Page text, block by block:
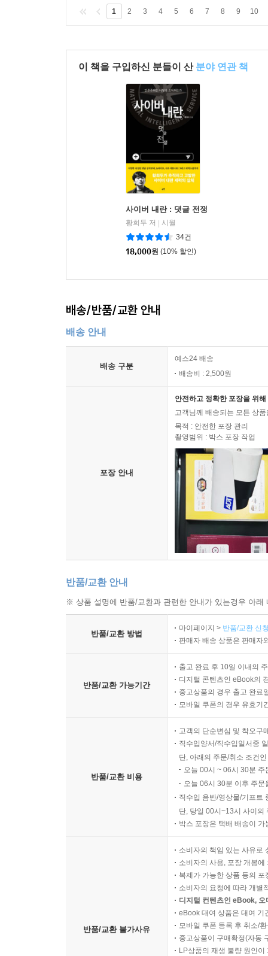
1 2 3 4 5 6 7 8 9 10
이 책을 구입하신 분들이 산 분야 연관 책
사이버 내란 : 댓글 전쟁
황희두 저
시월
34건
18,000원 (10% 할인)
배송/반품/교환 안내
배송 안내
배송 구분
예스24 배송
배송비 : 2,500원
포장 안내
안전하고 정확한 포장을 위
고객님께 배송되는 모든 상
목적 : 안전한 포장 관리
촬영범위 : 박스 포장 작업
반품/교환 안내
※ 상품 설명에 반품/교환과 관련한 안내가 있는경우 아
반품/교환 방법
마이페이지 > 반품/교환 신
판매자 배송 상품은 판매자
반품/교환 가능기간
출고 완료 후 10일 이내의
디지털 콘텐츠인 eBook의
중고상품의 경우 출고 완료
모바일 쿠폰의 경우 유효기
반품/교환 비용
고객의 단순변심 및 착오구
직수입양서/직수입일서중
단, 아래의 주문/취소 조건
오늘 00시 ~ 06시 30분
오늘 06시 30분 이후 주
직수입 음반/영상물/기프트
단, 당일 00시~13시 사이의
박스 포장은 택배 배송이
반품/교환 불가사유
소비자의 책임 있는 사유로
소비자의 사용, 포장 개봉
복제가 가능한 상품 등의
소비자의 요청에 따라 개별
디지털 컨텐츠인 eBook,
eBook 대여 상품은 대여 기
모바일 쿠폰 등록 후 취소/
중고상품이 구매확정(자동
LP상품의 재생 불량 원인